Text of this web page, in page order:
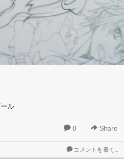
ル
0 Share
コメントを書く...